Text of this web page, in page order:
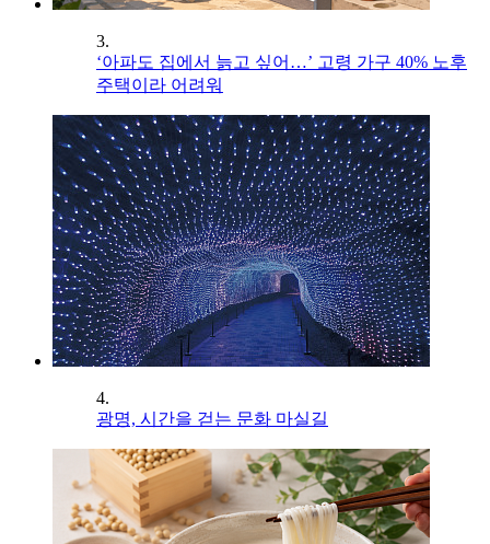
3.
‘아파도 집에서 늙고 싶어…’ 고령 가구 40% 노후
주택이라 어려워
4.
광명, 시간을 걷는 문화 마실길